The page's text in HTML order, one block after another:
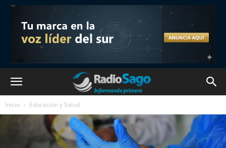
Inicio Educación y Salud